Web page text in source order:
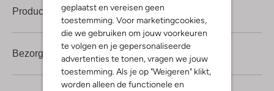
geplaatst en vereisen geen
toestemming. Voor marketingcookies,
die we gebruiken om jouw voorkeuren
te volgen en je gepersonaliseerde
advertenties te tonen, vragen we jouw
toestemming. Als je op "Weigeren" klikt,
worden alleen de functionele en
Product informatie
Bezorgen & retourneren